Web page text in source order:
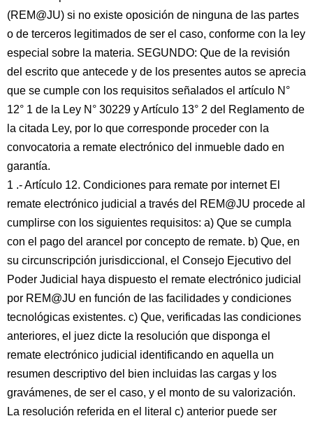
(REM@JU) si no existe oposición de ninguna de las partes
o de terceros legitimados de ser el caso, conforme con la ley
especial sobre la materia. SEGUNDO: Que de la revisión
del escrito que antecede y de los presentes autos se aprecia
que se cumple con los requisitos señalados el artículo N°
12° 1 de la Ley N° 30229 y Artículo 13° 2 del Reglamento de
la citada Ley, por lo que corresponde proceder con la
convocatoria a remate electrónico del inmueble dado en
garantía.
1 .- Artículo 12. Condiciones para remate por internet El
remate electrónico judicial a través del REM@JU procede al
cumplirse con los siguientes requisitos: a) Que se cumpla
con el pago del arancel por concepto de remate. b) Que, en
su circunscripción jurisdiccional, el Consejo Ejecutivo del
Poder Judicial haya dispuesto el remate electrónico judicial
por REM@JU en función de las facilidades y condiciones
tecnológicas existentes. c) Que, verificadas las condiciones
anteriores, el juez dicte la resolución que disponga el
remate electrónico judicial identificando en aquella un
resumen descriptivo del bien incluidas las cargas y los
gravámenes, de ser el caso, y el monto de su valorización.
La resolución referida en el literal c) anterior puede ser